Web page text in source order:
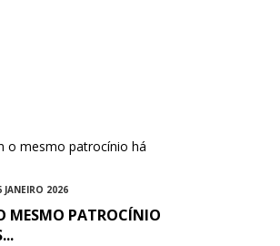
JANEIRO 2026
MESMO PATROCÍNIO